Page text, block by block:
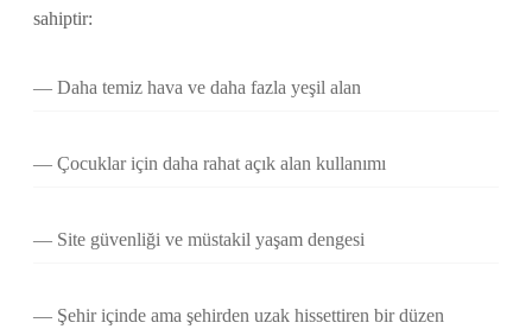
sahiptir:
Daha temiz hava ve daha fazla yeşil alan
Çocuklar için daha rahat açık alan kullanımı
Site güvenliği ve müstakil yaşam dengesi
Şehir içinde ama şehirden uzak hissettiren bir düzen